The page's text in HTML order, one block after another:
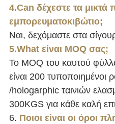
4.Can δέχεστε τα μικτά
εμπορευματοκιβώτιο;
Ναι, δεχόμαστε στα
5.What είναι MOQ σας;
Το MOQ του καυτού
είναι 200 τυποποιημένοι
/hologarphic ταινιών
300KGS για κάθε καλή
6. Ποιοι είναι οι όροι